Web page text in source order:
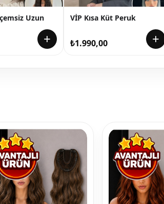
Uzun
+
VİP Kısa Küt Peruk
₺1.990,00 +